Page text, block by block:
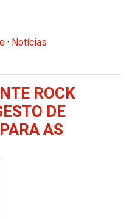
· Notícias
ROCK
DE
AS